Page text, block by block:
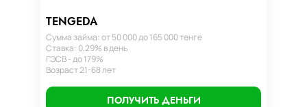
TENGEDA
Сумма займа: от 50 000 до 165 000 тенге
Ставка: 0,29% в день
ГЭСВ - до 179%
Возраст 21-68 лет
ПОЛУЧИТЬ ДЕНЬГИ